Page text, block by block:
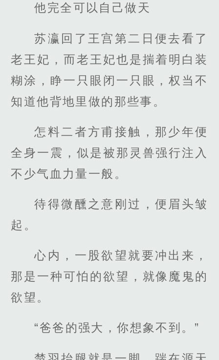
他完全可以自己做天
苏瀛回了王宫第二日便去看了
老王妃，而老王妃也是揣着明白装
糊涂，睁一只眼闭一只眼，权当不
知道他背地里做的那些事。
怎料二者方甫接触，那少年便
全身一震，似是被那灵兽强行注入
不少气血力量一般。
待得微醺之意刚过，便眉头皱
起。
心内，一股欲望就要冲出来，
那是一种可怕的欲望，就像魔鬼的
欲望。
“爸爸的强大，你想象不到。”